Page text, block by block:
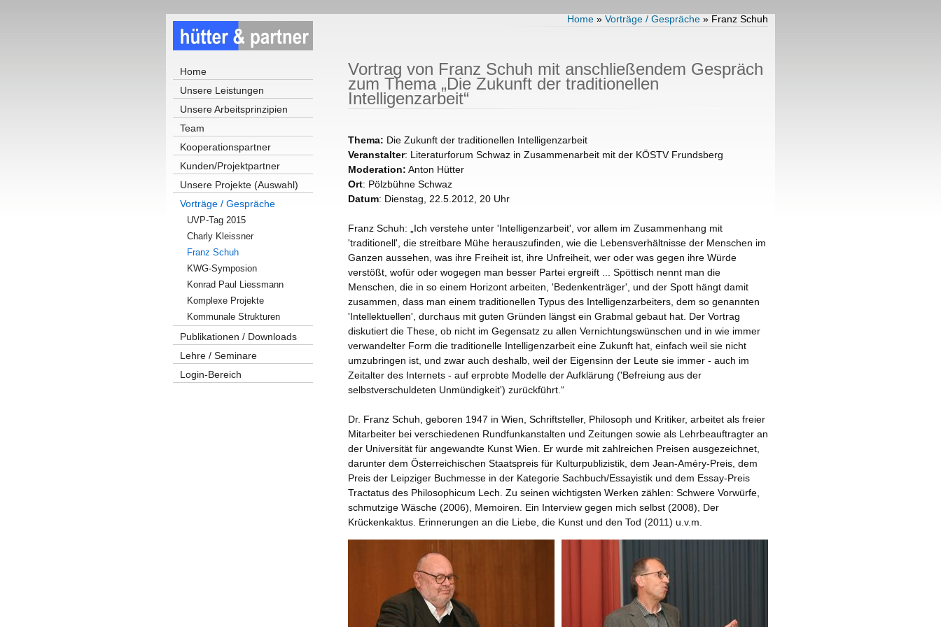
Home
Unsere Leistungen
Unsere Arbeitsprinzipien
Team
Kooperationspartner
Kunden/Projektpartner
Unsere Projekte (Auswahl)
Vorträge / Gespräche
UVP-Tag 2015
Charly Kleissner
Franz Schuh
KWG-Symposion
Konrad Paul Liessmann
Komplexe Projekte
Kommunale Strukturen
Publikationen / Downloads
Lehre / Seminare
Login-Bereich
Home » Vorträge / Gespräche » Franz Schuh
Vortrag von Franz Schuh mit anschließendem Gespräch
zum Thema „Die Zukunft der traditionellen
Intelligenzarbeit“
Thema: Die Zukunft der traditionellen Intelligenzarbeit
Veranstalter: Literaturforum Schwaz in Zusammenarbeit mit der KÖSTV Frundsberg
Moderation: Anton Hütter
Ort: Pölzbühne Schwaz
Datum: Dienstag, 22.5.2012, 20 Uhr
Franz Schuh: „Ich verstehe unter 'Intelligenzarbeit', vor allem im Zusammenhang mit
'traditionell', die streitbare Mühe herauszufinden, wie die Lebensverhältnisse der Menschen im
Ganzen aussehen, was ihre Freiheit ist, ihre Unfreiheit, wer oder was gegen ihre Würde
verstößt, wofür oder wogegen man besser Partei ergreift ... Spöttisch nennt man die
Menschen, die in so einem Horizont arbeiten, 'Bedenkenträger', und der Spott hängt damit
zusammen, dass man einem traditionellen Typus des Intelligenzarbeiters, dem so genannten
'Intellektuellen', durchaus mit guten Gründen längst ein Grabmal gebaut hat. Der Vortrag
diskutiert die These, ob nicht im Gegensatz zu allen Vernichtungswünschen und in wie immer
verwandelter Form die traditionelle Intelligenzarbeit eine Zukunft hat, einfach weil sie nicht
umzubringen ist, und zwar auch deshalb, weil der Eigensinn der Leute sie immer - auch im
Zeitalter des Internets - auf erprobte Modelle der Aufklärung ('Befreiung aus der
selbstverschuldeten Unmündigkeit') zurückführt.“
Dr. Franz Schuh, geboren 1947 in Wien, Schriftsteller, Philosoph und Kritiker, arbeitet als freier
Mitarbeiter bei verschiedenen Rundfunkanstalten und Zeitungen sowie als Lehrbeauftragter an
der Universität für angewandte Kunst Wien. Er wurde mit zahlreichen Preisen ausgezeichnet,
darunter dem Österreichischen Staatspreis für Kulturpublizistik, dem Jean-Améry-Preis, dem
Preis der Leipziger Buchmesse in der Kategorie Sachbuch/Essayistik und dem Essay-Preis
Tractatus des Philosophicum Lech. Zu seinen wichtigsten Werken zählen: Schwere Vorwürfe,
schmutzige Wäsche (2006), Memoiren. Ein Interview gegen mich selbst (2008), Der
Krückenkaktus. Erinnerungen an die Liebe, die Kunst und den Tod (2011) u.v.m.